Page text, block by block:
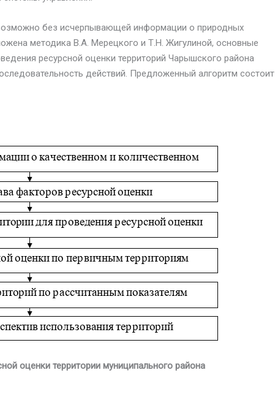
без исчерпывающей информации о природных
методика В.А. Мерецкого и Т.Н. Жигулиной, основные
ресурсной оценки территорий Чарышского района
действий. Предложенный алгоритм состоит
оценки территории муниципального района